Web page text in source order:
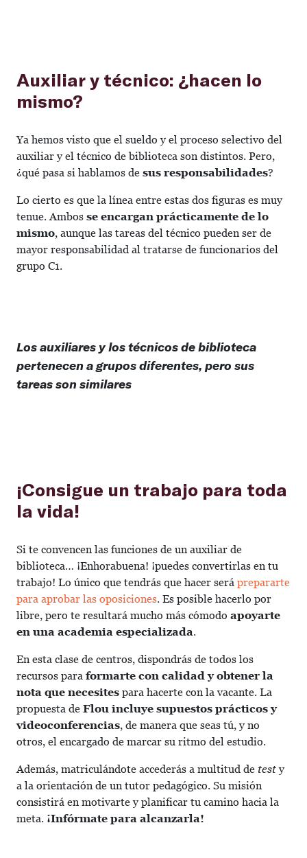
Auxiliar y técnico: ¿hacen lo
mismo?
Ya hemos visto que el sueldo y el proceso selectivo del
auxiliar y el técnico de biblioteca son distintos. Pero,
¿qué pasa si hablamos de sus responsabilidades?
Lo cierto es que la línea entre estas dos figuras es muy
tenue. Ambos se encargan prácticamente de lo
mismo, aunque las tareas del técnico pueden ser de
mayor responsabilidad al tratarse de funcionarios del
grupo C1.
Los auxiliares y los técnicos de biblioteca
pertenecen a grupos diferentes, pero sus
tareas son similares
¡Consigue un trabajo para toda
la vida!
Si te convencen las funciones de un auxiliar de
biblioteca… ¡Enhorabuena! ¡puedes convertirlas en tu
trabajo! Lo único que tendrás que hacer será prepararte
para aprobar las oposiciones. Es posible hacerlo por
libre, pero te resultará mucho más cómodo apoyarte
en una academia especializada.
En esta clase de centros, dispondrás de todos los
recursos para formarte con calidad y obtener la
nota que necesites para hacerte con la vacante. La
propuesta de Flou incluye supuestos prácticos y
videoconferencias, de manera que seas tú, y no
otros, el encargado de marcar su ritmo del estudio.
Además, matriculándote accederás a multitud de testy
a la orientación de un tutor pedagógico. Su misión
consistirá en motivarte y planificar tu camino hacia la
meta. ¡Infórmate para alcanzarla!